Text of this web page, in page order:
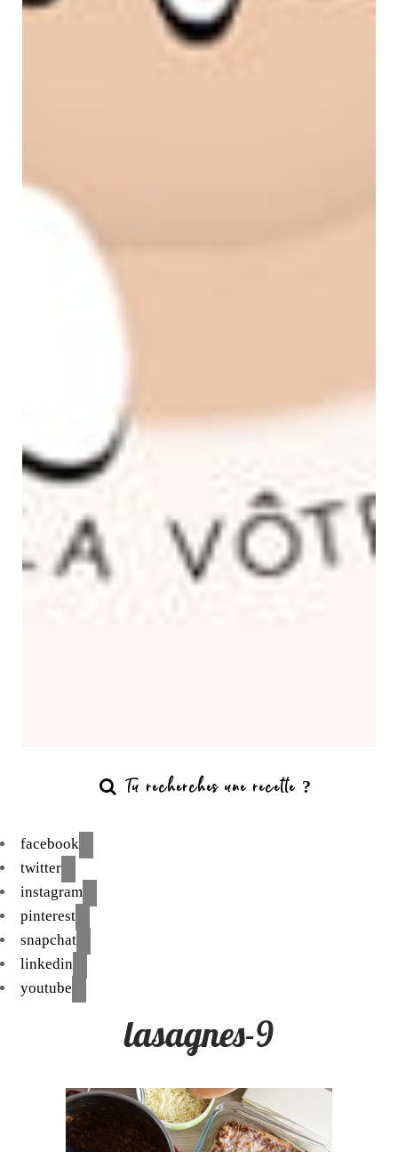
facebook
twitter
instagram
pinterest
snapchat
linkedin
youtube
lasagnes-9